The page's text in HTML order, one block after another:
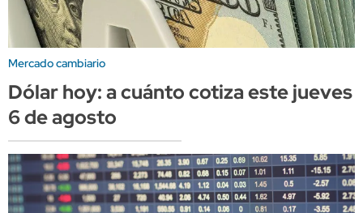
Mercado cambiario
Dólar hoy: a cuánto cotiza este jueves
6 de agosto